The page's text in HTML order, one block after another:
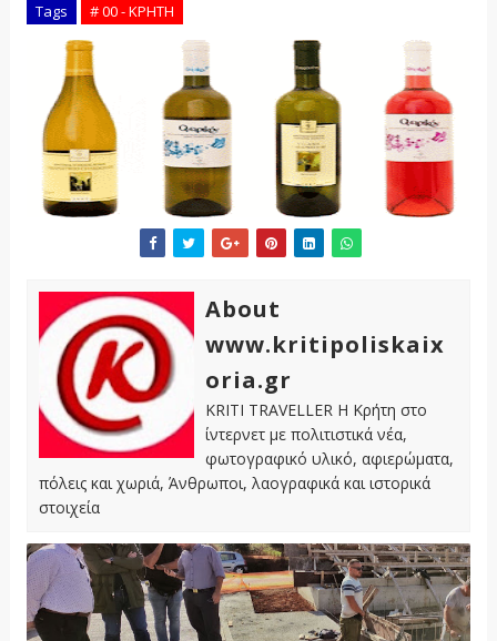
Tags # 00 - ΚΡΗΤΗ
About
www.kritipoliskaix
oria.gr
KRITI TRAVELLER Η Κρήτη στο
ίντερνετ με πολιτιστικά νέα,
φωτογραφικό υλικό, αφιερώματα,
πόλεις και χωριά, Άνθρωποι, λαογραφικά και ιστορικά
στοιχεία